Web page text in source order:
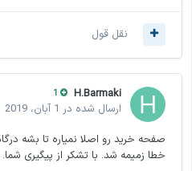
نقل قول
H.Barmaki
ارسال شده در 1 آبان، 2019
صفحه خرید رو اصلا نمیاره تا بشه
خطا زمیمه شد. با تشکر از پیگیری شما.